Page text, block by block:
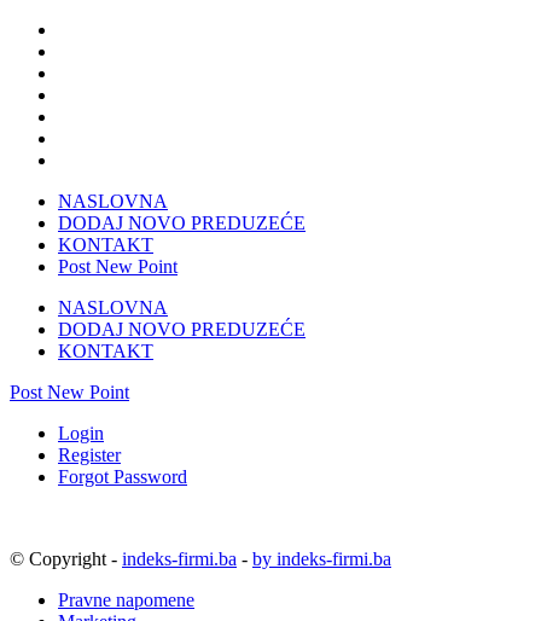
NASLOVNA
DODAJ NOVO PREDUZEĆE
KONTAKT
Post New Point
NASLOVNA
DODAJ NOVO PREDUZEĆE
KONTAKT
Post New Point
Login
Register
Forgot Password
© Copyright - indeks-firmi.ba - by indeks-firmi.ba
Pravne napomene